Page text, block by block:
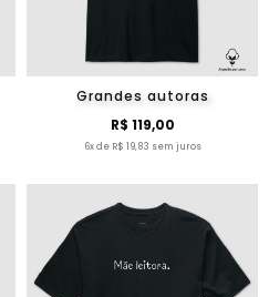
Grandes autoras
R$ 119,00
6x de R$ 19,83 sem juros